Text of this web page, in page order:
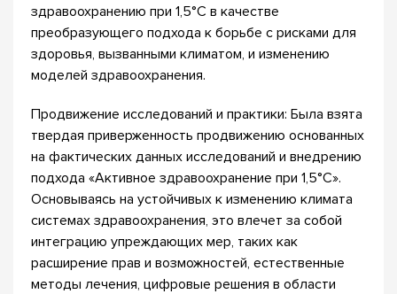
здравоохранению при 1,5°C в качестве
преобразующего подхода к борьбе с рисками для
здоровья, вызванными климатом, и изменению
моделей здравоохранения.
Продвижение исследований и практики: Была взята
твердая приверженность продвижению основанных
на фактических данных исследований и внедрению
подхода «Активное здравоохранение при 1,5°C».
Основываясь на устойчивых к изменению климата
системах здравоохранения, это влечет за собой
интеграцию упреждающих мер, таких как
расширение прав и возможностей, естественные
методы лечения, цифровые решения в области